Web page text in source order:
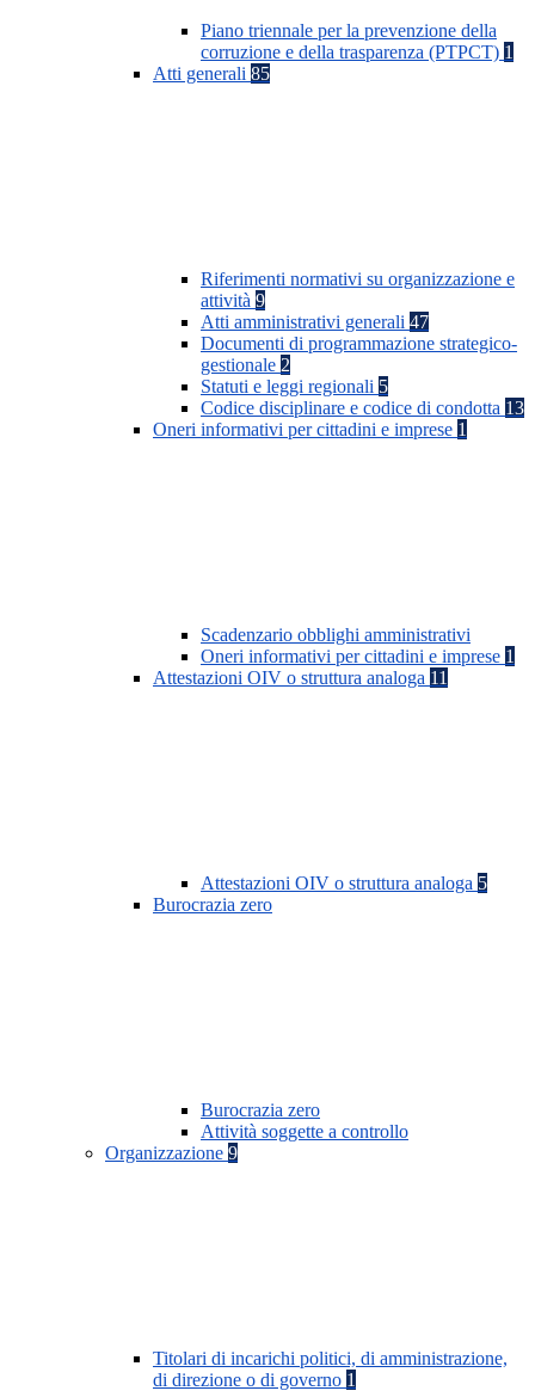
Piano triennale per la prevenzione della
corruzione e della trasparenza (PTPCT) 1
Atti generali 85
Riferimenti normativi su organizzazione e
attività 9
Atti amministrativi generali 47
Documenti di programmazione strategico-
gestionale 2
Statuti e leggi regionali 5
Codice disciplinare e codice di condotta 13
Oneri informativi per cittadini e imprese 1
Scadenzario obblighi amministrativi
Oneri informativi per cittadini e imprese 1
Attestazioni OIV o struttura analoga 11
Attestazioni OIV o struttura analoga 5
Burocrazia zero
Burocrazia zero
Attività soggette a controllo
Organizzazione 9
Titolari di incarichi politici, di amministrazione,
di direzione o di governo 1